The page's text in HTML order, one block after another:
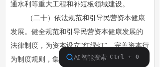
通水利等重大工程和补短板领域建设。
（二十）依法规范和引导民营资本健康
发展。健全规范和引导民营资本健康发展的
法律制度，为资本设立“红绿灯”，完善资本行
为制度规则，集中推出一批“绿灯”投资案例。